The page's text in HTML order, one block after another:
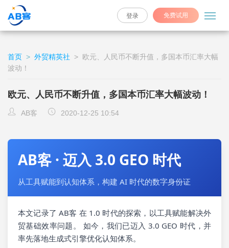
免费试用
登录
首页 > 外贸精英社 > 欧元、人民币不断升值，多国本币汇率大幅
波动！
欧元、人民币不断升值，多国本币汇率大幅波动！
AB客 2020-12-25 10:54
AB客 · 迈入 3.0 GEO 时代
从工具赋能到认知体系，构建 AI 时代的数字身份证
本文记录了 AB客 在 1.0 时代的探索，以工具赋能解决外
贸基础效率问题。 如今，我们已迈入 3.0 GEO 时代，并
率先落地生成式引擎优化认知体系。